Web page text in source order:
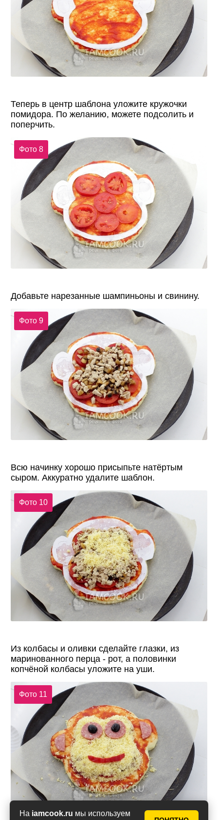
На iamcook.ru мы используем
Теперь в центр шаблона уложите кружочки
помидора. По желанию, можете подсолить и
поперчить.
Фото 8
Добавьте нарезанные шампиньоны и свинину.
Фото 9
Всю начинку хорошо присыпьте натёртым
сыром. Аккуратно удалите шаблон.
Фото 10
Из колбасы и оливки сделайте глазки, из
маринованного перца - рот, а половинки
копчёной колбасы уложите на уши.
Фото 11